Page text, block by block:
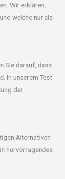
Wir erklären,
welche nur als
Sie darauf, dass
In unserem Test
der
Alternativen
hervorragendes